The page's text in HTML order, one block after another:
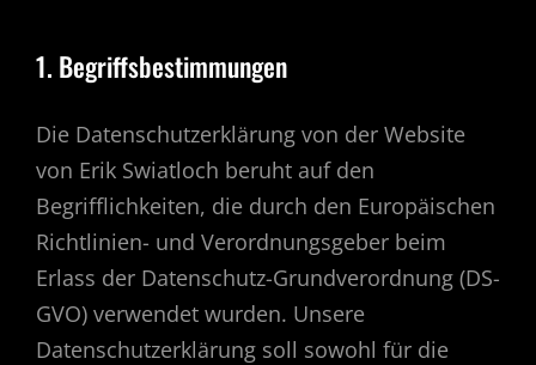
1. Begriffsbestimmungen
Die Datenschutzerklärung von der Website
von Erik Swiatloch beruht auf den
Begrifflichkeiten, die durch den Europäischen
Richtlinien- und Verordnungsgeber beim
Erlass der Datenschutz-Grundverordnung (DS-
GVO) verwendet wurden. Unsere
Datenschutzerklärung soll sowohl für die